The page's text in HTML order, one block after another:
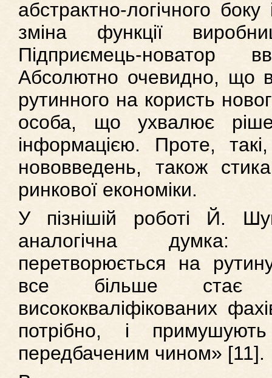
абстрактно-логічного
зміна функції
Підприємець-новатор
Абсолютно очевидно, що
рутинного на користь
особа, що ухвалює
інформацією. Проте,
нововведень, також
ринкової економіки.
У пізнішій роботі Й.
аналогічна думка:
перетворюється на
все більше стає
висококваліфікованих
потрібно, і
передбаченим чином» [11].